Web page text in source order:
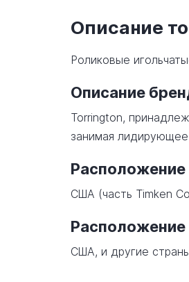
Описание
Роликовые
Описание
Torrington,
занимая
Расположение
США (часть Timken
США, и другие